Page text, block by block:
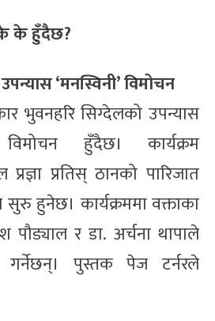
के के हुँदैछ?
‘मनस्विनी’ विमोचन
भुवनहरि सिग्देलको उपन्यास
हुँदैछ। कार्यक्रम
प्रतिस् ठानको पारिजात
हुनेछ। कार्यक्रममा वक्ताका
र डा. अर्चना थापाले
गर्नेछन्। पुस्तक पेज टर्नरले